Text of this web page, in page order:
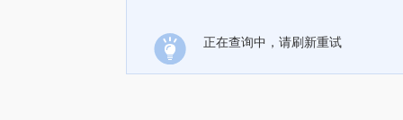
正在查询中，请刷新重试